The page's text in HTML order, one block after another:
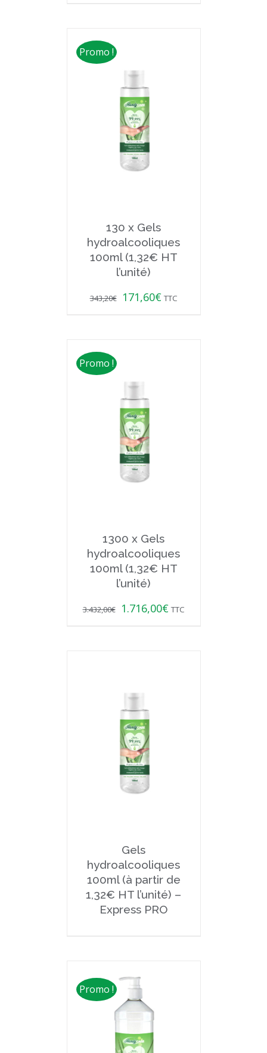
Promo !
130 x Gels
hydroalcooliques
100ml (1,32€ HT
l’unité)
343,20€ 171,60€ TTC
Promo !
1300 x Gels
hydroalcooliques
100ml (1,32€ HT
l’unité)
3.432,00€ 1.716,00€ TTC
Gels
hydroalcooliques
100ml (à partir de
1,32€ HT l’unité) –
Express PRO
Promo !